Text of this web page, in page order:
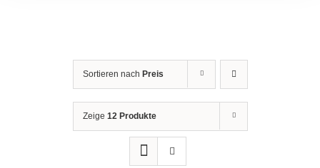
Sortieren nach Preis
Zeige 12 Produkte